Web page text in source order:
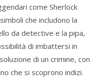
come Sherlock
che includono la
da detective e la pipa,
di imbattersi in
di un crimine, con
che si scoprono indizi.